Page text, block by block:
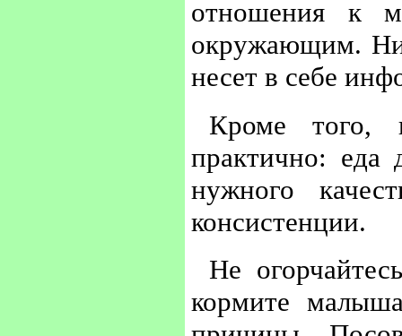
отношения к
окружающим. Ни
несет в себе
Кроме того,
практично: еда
нужного
консистенции.
Не
кормите